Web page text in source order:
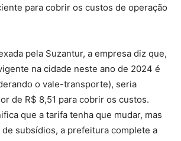
para cobrir os custos de operação
pela Suzantur, a empresa diz que,
na cidade neste ano de 2024 é
o vale-transporte), seria
de R$ 8,51 para cobrir os custos.
que a tarifa tenha que mudar, mas
subsídios, a prefeitura complete a